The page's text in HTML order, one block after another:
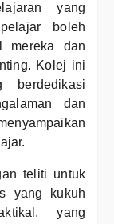
yang
boleh
mereka dan
Kolej ini
berdedikasi
dan
teliti untuk
yang kukuh
yang